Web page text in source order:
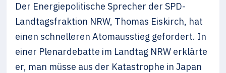
Der Energiepolitische Sprecher der SPD-
Landtagsfraktion NRW, Thomas Eiskirch, hat
einen schnelleren Atomausstieg gefordert. In
einer Plenardebatte im Landtag NRW erklärte
er, man müsse aus der Katastrophe in Japan